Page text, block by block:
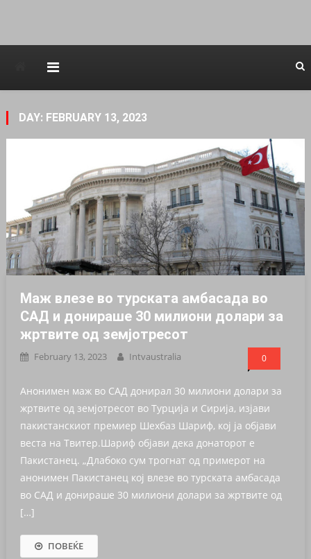
DAY: FEBRUARY 13, 2023
Маж влезе во турската амбасада во
САД и донираше 30 милиони долари за
жртвите од земјотресот
February 13, 2023 Intvaustralia 0
Анонимен маж во САД донирал 30 милиони долари за
жртвите од земјотресот во Турција и Сирија, изјави
пакистанскиот премиер Шехбаз Шариф, кој ја објави
веста на Твитер.Шариф објави дека донаторот е
Пакистанец. „Длабоко сум трогнат од примерот на
анонимен Пакистанец кој влезе во турската амбасада
во САД и донираше 30 милиони долари за жртвите од
[…]
ПОВЕЌЕ